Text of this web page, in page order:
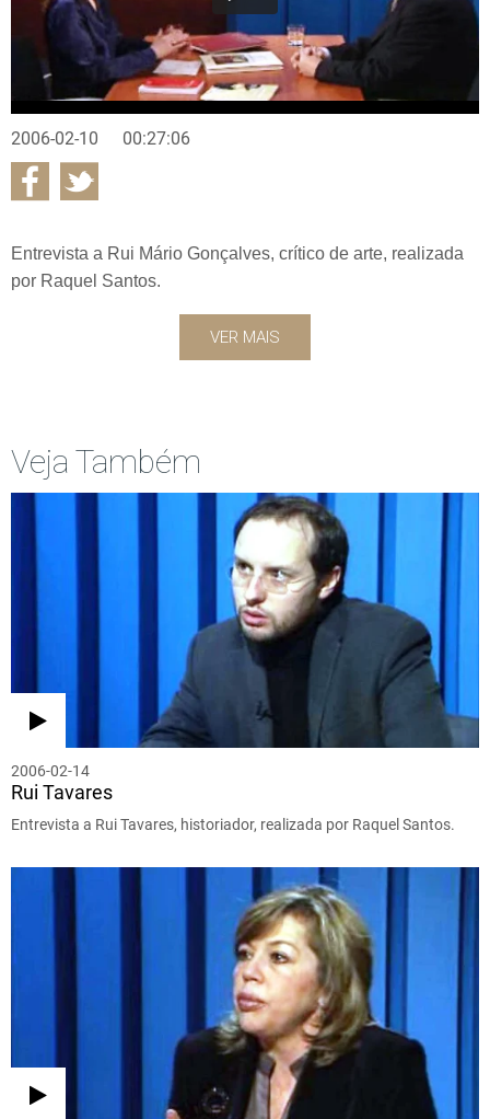
2006-02-10 00:27:06
Entrevista a Rui Mário Gonçalves, crítico de arte, realizada
por Raquel Santos.
VER MAIS
Veja Também
2006-02-14
Rui Tavares
Entrevista a Rui Tavares, historiador, realizada por Raquel Santos.